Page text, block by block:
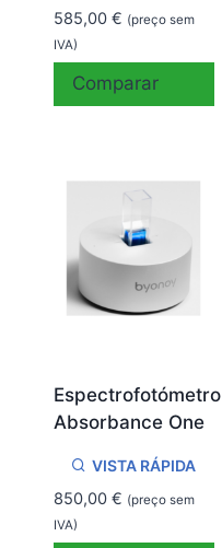
585,00 € (preço sem
IVA)
Comparar
Espectrofotómetro
Absorbance One
VISTA RÁPIDA
850,00 € (preço sem
IVA)